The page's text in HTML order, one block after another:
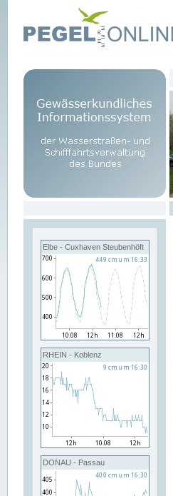
Elbe - Cuxhaven Steubenhöft
RHEIN - Koblenz
DONAU - Passau